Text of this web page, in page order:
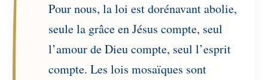
Pour nous, la loi est dorénavant abolie,
seule la grâce en Jésus compte, seul
l’amour de Dieu compte, seul l’esprit
compte. Les lois mosaïques sont